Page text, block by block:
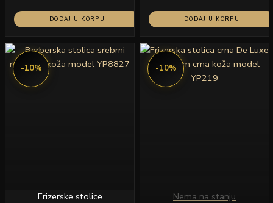
DODAJ U KORPU DODAJ U KORPU
-10%
Frizerske stolice
-10%
Nema na stanju